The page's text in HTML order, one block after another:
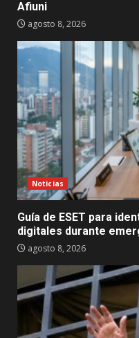
Afiuni
agosto 8, 2026
Noticias
Guía de ESET para
digitales durante
agosto 8, 2026